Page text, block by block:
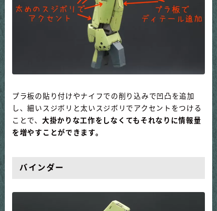
プラ板の貼り付けやナイフでの削り込みで凹凸を追加
し、細いスジボリと太いスジボリでアクセントをつける
ことで、 大掛かりな工作をしなくてもそれなりに情報量
を増やすことができます。
バインダー